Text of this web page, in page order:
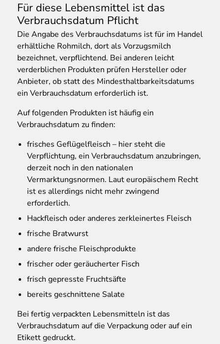
Für diese Lebensmittel ist das
Verbrauchsdatum Pflicht
Die Angabe des Verbrauchsdatums ist für im Handel
erhältliche Rohmilch, dort als Vorzugsmilch
bezeichnet, verpflichtend. Bei anderen leicht
verderblichen Produkten prüfen Hersteller oder
Anbieter, ob statt des Mindesthaltbarkeitsdatums
ein Verbrauchsdatum erforderlich ist.
Auf folgenden Produkten ist häufig ein
Verbrauchsdatum zu finden:
frisches Geflügelfleisch – hier steht die
Verpflichtung, ein Verbrauchsdatum anzubringen,
derzeit noch in den nationalen
Vermarktungsnormen. Laut europäischem Recht
ist es allerdings nicht mehr zwingend
erforderlich.
Hackfleisch oder anderes zerkleinertes Fleisch
frische Bratwurst
andere frische Fleischprodukte
frischer oder geräucherter Fisch
frisch gepresste Fruchtsäfte
bereits geschnittene Salate
Bei fertig verpackten Lebensmitteln ist das
Verbrauchsdatum auf die Verpackung oder auf ein
Etikett gedruckt.